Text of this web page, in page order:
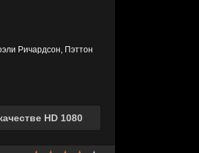
Ричардсон, Пэттон
HD 1080